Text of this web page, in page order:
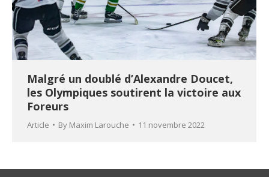
Malgré un doublé d’Alexandre Doucet,
les Olympiques soutirent la victoire aux
Foreurs
Article By Maxim Larouche 11 novembre 2022